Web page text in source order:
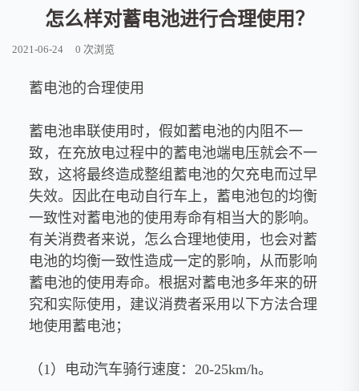
怎么样对蓄电池进行合理使用？
2021-06-24 0 次浏览
蓄电池的合理使用
蓄电池串联使用时，假如蓄电池的内阻不一
致，在充放电过程中的蓄电池端电压就会不一
致，这将最终造成整组蓄电池的欠充电而过早
失效。因此在电动自行车上，蓄电池包的均衡
一致性对蓄电池的使用寿命有相当大的影响。
有关消费者来说，怎么合理地使用，也会对蓄
电池的均衡一致性造成一定的影响，从而影响
蓄电池的使用寿命。根据对蓄电池多年来的研
究和实际使用，建议消费者采用以下方法合理
地使用蓄电池；
（1）电动汽车骑行速度：20-25km/h。